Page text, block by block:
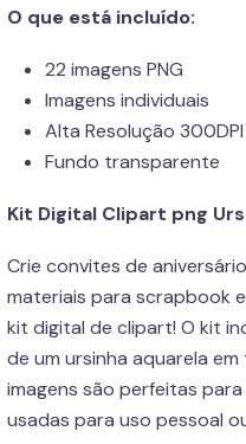
O que está incluído:
22 imagens PNG
Imagens individuais
Alta Resolução 300DPI
Fundo transparente
Kit Digital Clipart png
Crie convites de
materiais para scrapbook
kit digital de clipart! O kit
de um ursinha aquarela
imagens são perfeitas
usadas para uso pessoal